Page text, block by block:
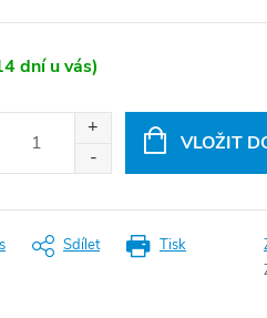
dní u vás)
VLOŽIT
Tisk
Sdílet